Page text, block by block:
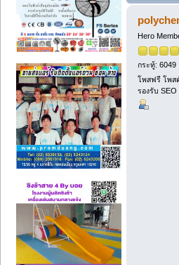
Hero
กระทู้: 6049
โพสฟรี โพส
รองรับ